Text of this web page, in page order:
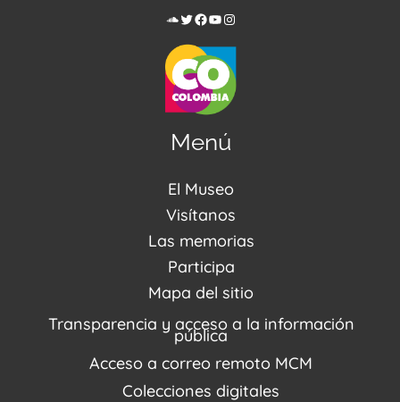
Menú
El Museo
Acerca de nosotros
Noticias
Visítanos
Visítanos
Reserva tus espacios
Agenda / Programación
Recorridos Virtuales
Las memorias
Centro de Recursos
Repositorio (MUSEO / CASA / MEMORIA)
Narrativas del conflicto
Proyectos
Enlaces de memorias
Fondo Editorial
Participa
Estímulos
Mapa del sitio
Transparencia y acceso a la información
pública
Acceso a correo remoto MCM
Colecciones digitales